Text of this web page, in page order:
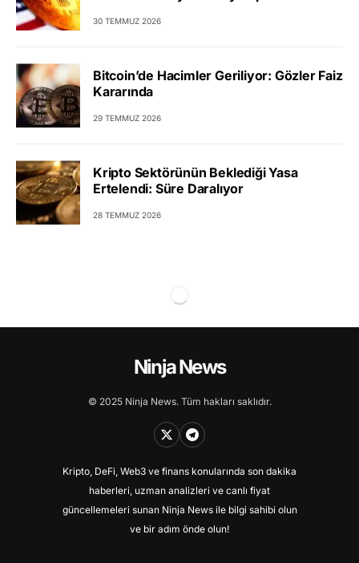
30 TEMMUZ 2026
Bitcoin’de Hacimler Geriliyor: Gözler Faiz
Kararında
29 TEMMUZ 2026
Kripto Sektörünün Beklediği Yasa
Ertelendi: Süre Daralıyor
28 TEMMUZ 2026
Ninja News
© 2025 Ninja News. Tüm hakları saklıdır.
Kripto, DeFi, Web3 ve finans konularında son dakika
haberleri, uzman analizleri ve canlı fiyat
güncellemeleri sunan Ninja News ile bilgi sahibi olun
ve bir adım önde olun!